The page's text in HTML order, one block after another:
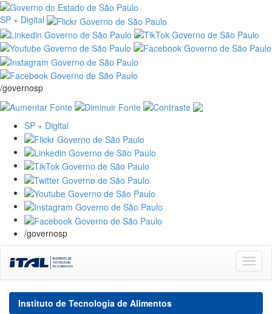
SP + Digital
/governosp
SP + Digital
/governosp
navigation
Instituto de Tecnologia de Alimentos